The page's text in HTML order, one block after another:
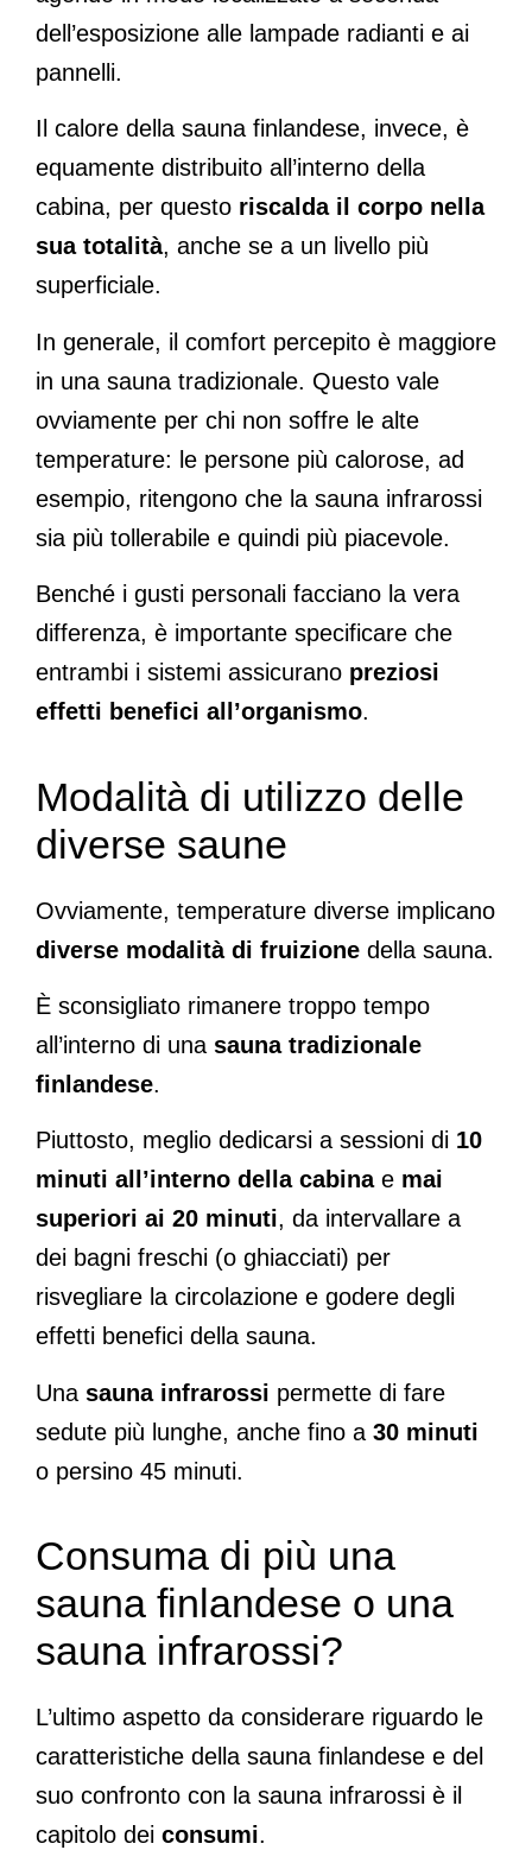
dell’esposizione alle lampade radianti e ai
pannelli.
Il calore della sauna finlandese, invece, è
equamente distribuito all’interno della
cabina, per questo riscalda il corpo nella
sua totalità, anche se a un livello più
superficiale.
In generale, il comfort percepito è maggiore
in una sauna tradizionale. Questo vale
ovviamente per chi non soffre le alte
temperature: le persone più calorose, ad
esempio, ritengono che la sauna infrarossi
sia più tollerabile e quindi più piacevole.
Benché i gusti personali facciano la vera
differenza, è importante specificare che
entrambi i sistemi assicurano preziosi
effetti benefici all’organismo.
Modalità di utilizzo delle
diverse saune
Ovviamente, temperature diverse implicano
diverse modalità di fruizione della sauna.
È sconsigliato rimanere troppo tempo
all’interno di una sauna tradizionale
finlandese.
Piuttosto, meglio dedicarsi a sessioni di 10
minuti all’interno della cabinae mai
superiori ai 20 minuti, da intervallare a
dei bagni freschi (o ghiacciati) per
risvegliare la circolazione e godere degli
effetti benefici della sauna.
Una sauna infrarossi permette di fare
sedute più lunghe, anche fino a 30 minuti
o persino 45 minuti.
Consuma di più una
sauna finlandese o una
sauna infrarossi?
L’ultimo aspetto da considerare riguardo le
caratteristiche della sauna finlandese e del
suo confronto con la sauna infrarossi è il
capitolo dei consumi.